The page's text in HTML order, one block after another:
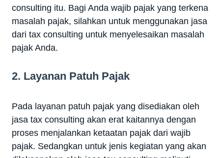
consulting itu. Bagi Anda wajib pajak yang terkena
masalah pajak, silahkan untuk menggunakan jasa
dari tax consulting untuk menyelesaikan masalah
pajak Anda.
2. Layanan Patuh Pajak
Pada layanan patuh pajak yang disediakan oleh
jasa tax consulting akan erat kaitannya dengan
proses menjalankan ketaatan pajak dari wajib
pajak. Sedangkan untuk jenis kegiatan yang akan